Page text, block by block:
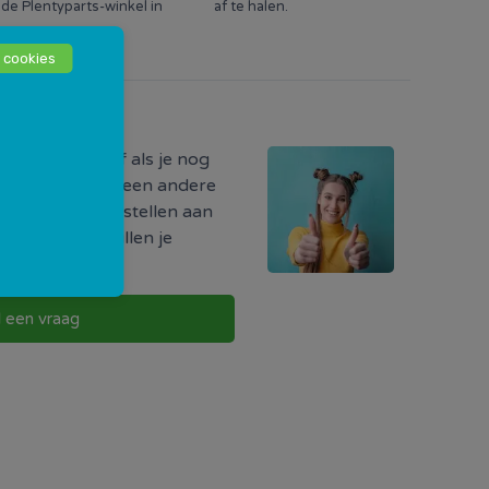
de Plentyparts-winkel in
af te halen.
hebt of als je nog
iets, of als je een andere
vraag direct stellen aan
buurt. Zij zullen je
een vraag